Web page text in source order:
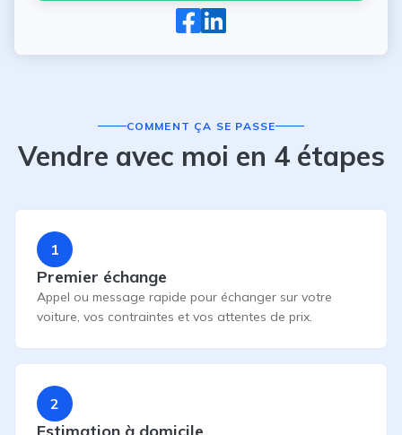
COMMENT ÇA SE PASSE
Vendre avec moi en 4 étapes
1
Premier échange
Appel ou message rapide pour échanger sur votre
voiture, vos contraintes et vos attentes de prix.
2